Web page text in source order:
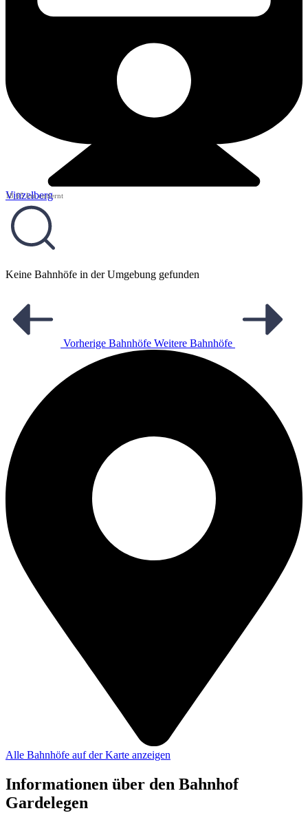
Vinzelberg
18,65 km entfernt
Keine Bahnhöfe in der Umgebung gefunden
Vorherige Bahnhöfe Weitere Bahnhöfe
Alle Bahnhöfe auf der Karte anzeigen
Informationen über den Bahnhof
Gardelegen